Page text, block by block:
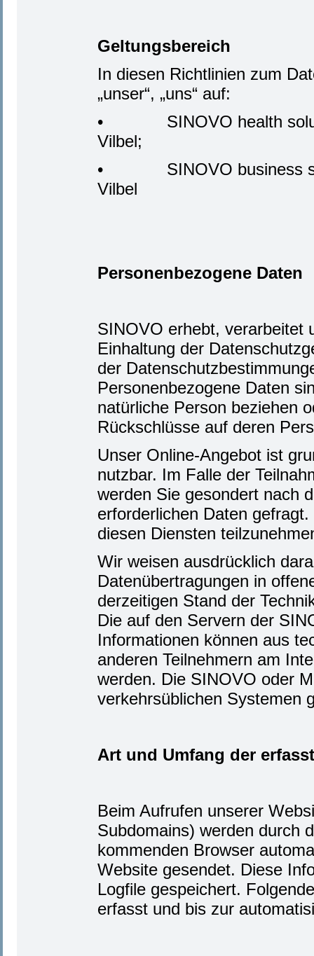
Geltungsbereich
In diesen Richtlinien zum
„unser“, „uns“ auf:
• SINOVO health
Vilbel;
• SINOVO business
Vilbel
Personenbezogene Daten
SINOVO erhebt, verarbeitet
Einhaltung der
der
Personenbezogene Daten
natürliche Person beziehen
Rückschlüsse auf deren
Unser Online-Angebot ist
nutzbar. Im Falle der
werden Sie gesondert nach
erforderlichen Daten
diesen Diensten
Wir weisen ausdrücklich
Datenübertragungen in
derzeitigen Stand der
Die auf den Servern der
Informationen können aus
anderen Teilnehmern am
werden. Die SINOVO oder
verkehrsüblichen Systemen
Art und Umfang der
Beim Aufrufen unserer
Subdomains) werden durch
kommenden Browser
Website gesendet. Diese
Logfile gespeichert.
erfasst und bis zur